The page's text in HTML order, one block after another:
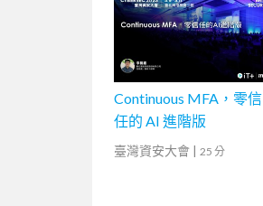
Continuous MFA，零信
任的 AI 進階版
臺灣資安大會 | 25 分